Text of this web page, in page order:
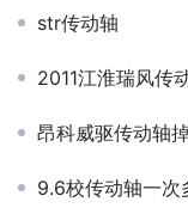
str传动轴
2011江淮瑞风传
昂科威驱传动轴
9.6校传动轴一次